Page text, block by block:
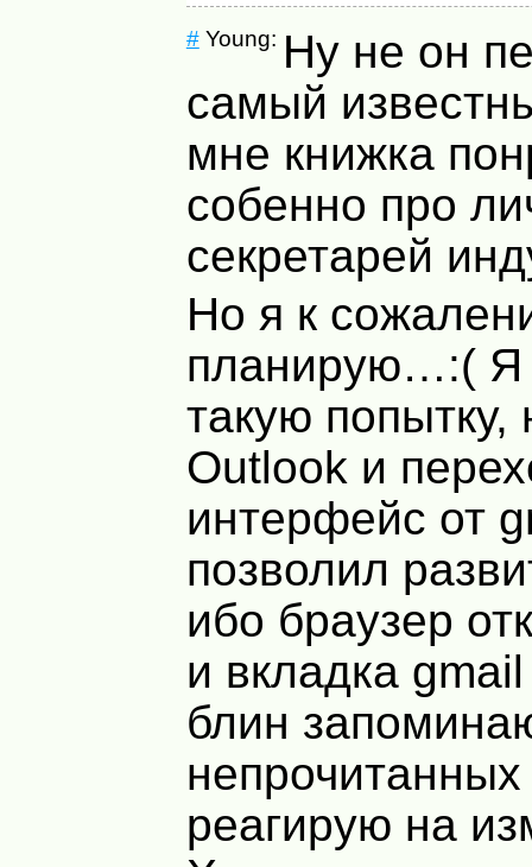
#Young: Ну не он
самый
мне книжка
собенно про
секретарей
Но я к
планирую…:( Я
такую попытку,
Outlook и
интерфейс от
позволил
ибо браузер
и вкладка
блин
реагирую на